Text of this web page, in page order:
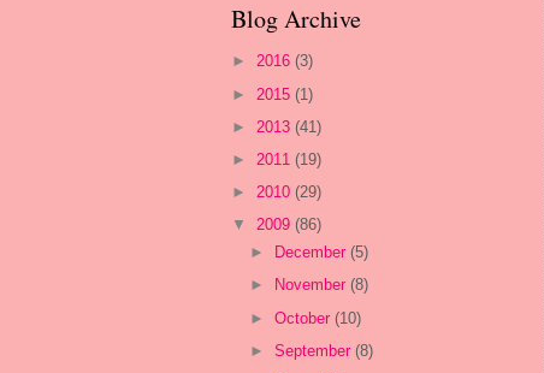
Blog Archive
► 2016 (3)
► 2015 (1)
► 2013 (41)
► 2011 (19)
► 2010 (29)
▼ 2009 (86)
►
December(5)
►
November(8)
►October(10)
►September(8)